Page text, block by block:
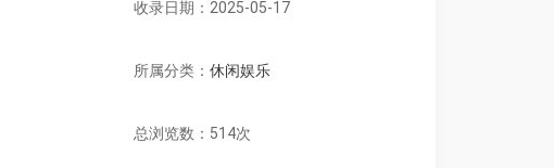
收录日期：2025-05-17
所属分类： 休闲娱乐
总浏览数：514次